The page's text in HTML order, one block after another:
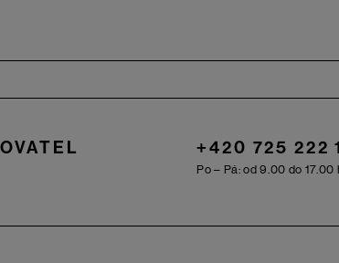
+420 725 222
Po – Pá: od 9.00 do 17.00